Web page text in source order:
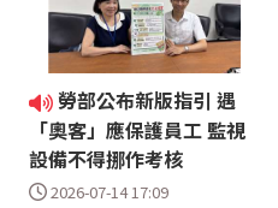
勞部公布新版指引 遇
「奧客」應保護員工 監視
設備不得挪作考核
2026-07-14 17:09